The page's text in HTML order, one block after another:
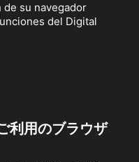
de su navegador
del Digital
利用のブラウザ